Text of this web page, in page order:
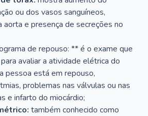
ou dos vasos sanguíneos,
e presença de secreções no
de repouso: ** é o exame que
avaliar a atividade elétrica do
pessoa está em repouso,
problemas nas válvulas ou nas
e infarto do miocárdio;
também conhecido como